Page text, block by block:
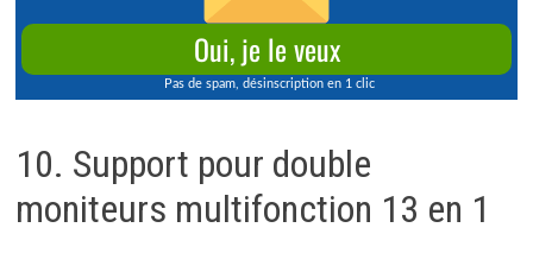
10. Support pour double
moniteurs multifonction 13 en 1